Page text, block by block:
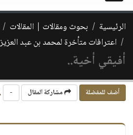
الرئيسية بحوث ومقالات | المقالات
اعترافات متأخرة لمحمد بن عبد
أفيقي أخية..
أضف للمفضلة مشاركة المقال -